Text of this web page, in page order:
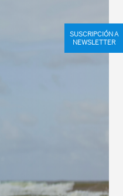
SUSCRIPCIÓN A
NEWSLETTER